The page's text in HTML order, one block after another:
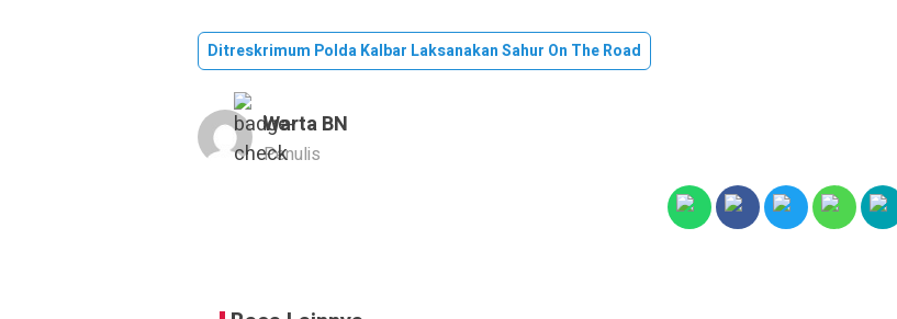
Ditreskrimum Polda Kalbar Laksanakan Sahur On The Road
Warta BN
Penulis